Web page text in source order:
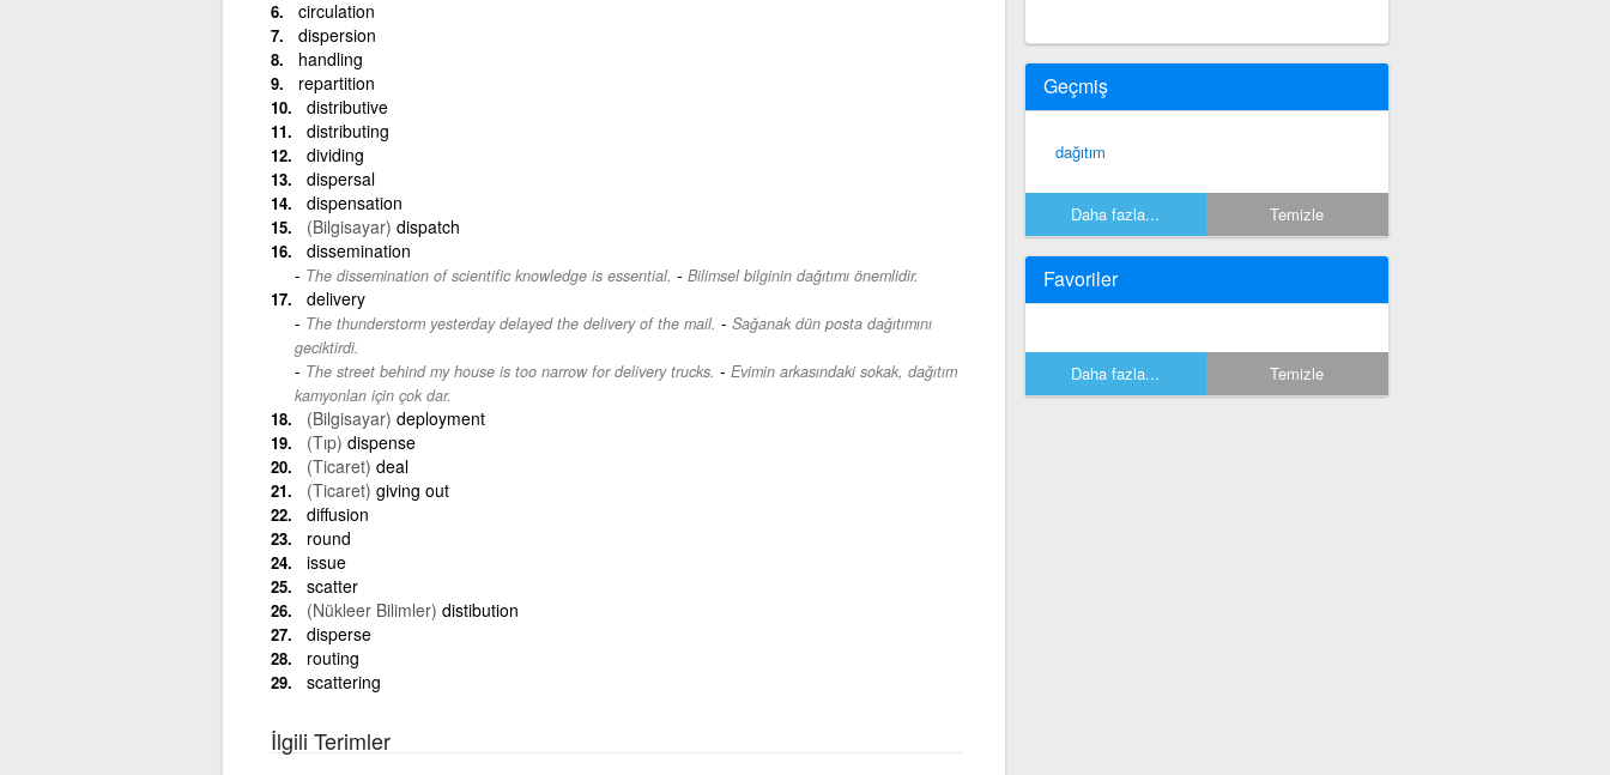
circulation
dispersion
handling
repartition
distributive
distributing
dividing
dispersal
dispensation
(Bilgisayar) dispatch
dissemination
The dissemination of scientific knowledge is essential. - Bilimsel bilginin dağıtımı önemlidir.
delivery
The thunderstorm yesterday delayed the delivery of the mail. - Sağanak dün posta dağıtımını
geciktirdi.
The street behind my house is too narrow for delivery trucks. - Evimin arkasındaki sokak, dağıtım
kamyonları için çok dar.
(Bilgisayar) deployment
(Tıp) dispense
(Ticaret) deal
(Ticaret) giving out
diffusion
round
issue
scatter
(Nükleer Bilimler) distibution
disperse
routing
scattering
İlgili Terimler
Geçmiş
dağıtım
Daha fazla... Temizle
Favoriler
Daha fazla... Temizle